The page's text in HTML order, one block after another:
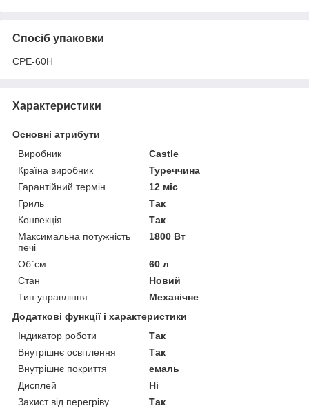
Спосіб упаковки
CPE-60H
Характеристики
Основні атрибути
Виробник
Castle
Країна виробник
Туреччина
Гарантійний термін
12 міс
Гриль
Так
Конвекція
Так
Максимальна потужність
печі
1800 Вт
Об`єм
60 л
Стан
Новий
Тип управління
Механічне
Додаткові функції і характеристики
Індикатор роботи
Так
Внутрішнє освітлення
Так
Внутрішнє покриття
емаль
Дисплей
Ні
Захист від перегріву
Так